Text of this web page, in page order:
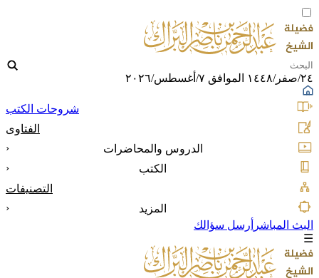
٢٤/صفر/١٤٤٨ الموافق ٧/أغسطس/٢٠٢٦
شروحات الكتب
الفتاوى
الدروس والمحاضرات
‹
الكتب
‹
التصنيفات
المزيد
‹
البث المباشر أرسل سؤالك
☰